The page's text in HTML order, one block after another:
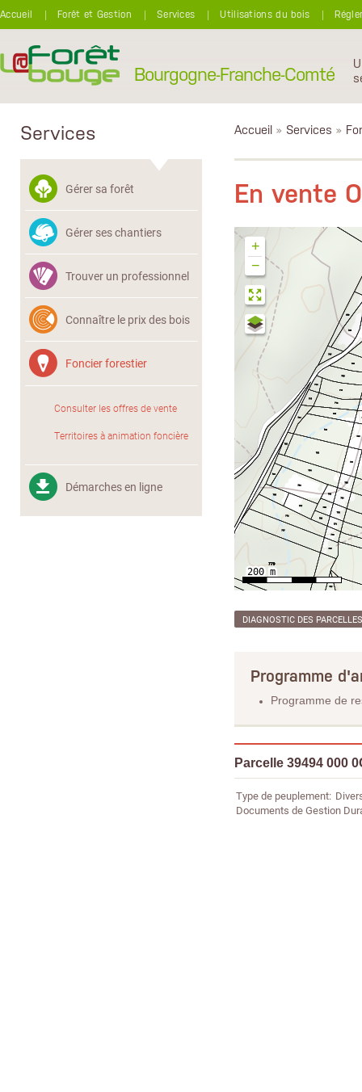
Accueil
Forêt et Gestion Services Utilisations du bois
Bourgogne-Franche-Comté
Services
Gérer sa forêt
Gérer ses chantiers
Trouver un professionnel
Connaître le prix des bois
Foncier forestier
Consulter les offres de vente
Territoires à animation foncière
Démarches en ligne
Accueil » Services »
En vente
+
−
DIAGNOSTIC DES PARCELLES
Programme
Programme de
Parcelle 39494 000
Type de peuplement
Documents de Gestion